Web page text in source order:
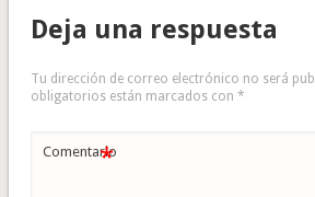
Deja una respuesta
Tu dirección de correo electrónico no será
obligatorios están marcados con *
Comentario
*